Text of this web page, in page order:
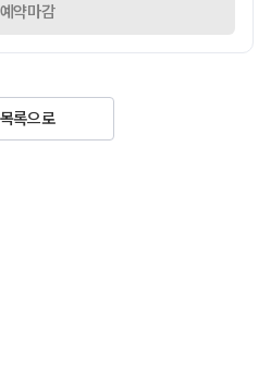
예약마감
목록으로